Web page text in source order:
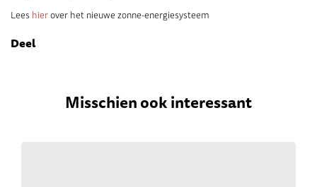
Lees hierover het nieuwe zonne-energiesysteem
Deel
Misschien ook interessant